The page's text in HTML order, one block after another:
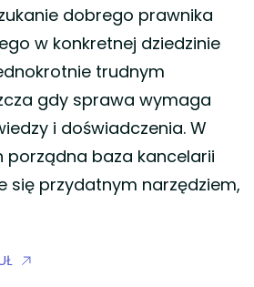
dobrego prawnika
w konkretnej dziedzinie
trudnym
gdy sprawa wymaga
i doświadczenia. W
porządna baza kancelarii
się przydatnym narzędziem,